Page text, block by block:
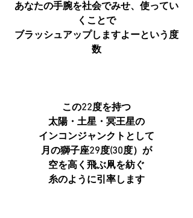
あなたの手腕を社会でみせ、使ってい
くことで
ブラッシュアップしますよーという度
数
この22度を持つ
太陽・土星・冥王星の
インコンジャンクトとして
月の獅子座29度(30度）が
空を高く飛ぶ凧を紡ぐ
糸のように引率します